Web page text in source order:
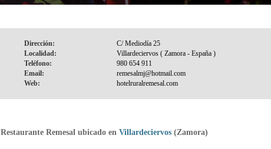
Dirección:
Localidad:
Teléfono:
Email:
Web:
Restaurante Remesal ubicado en Villardeciervos (Zamora)